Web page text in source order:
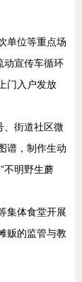
单位等重点场
动宣传车循环
门入户发放
、街道社区微
谱，制作生动
不明野生蘑
集体食堂开展
贩的监管与教